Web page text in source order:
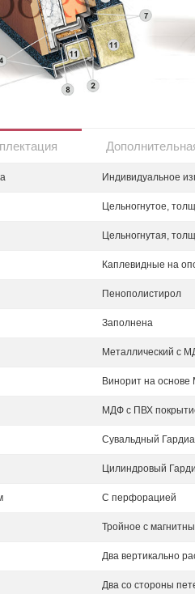
Индивидуальное
Цельногнутое,
Цельногнутая,
Каплевидные на
Пенополистирол
Заполнена
Металлический с
Винорит на
МДФ с ПВХ
Сувальдный
Цилиндровый
С перфорацией
Тройное с
Два вертикально
Два со стороны